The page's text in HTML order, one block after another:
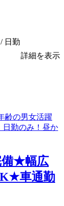
日勤
詳細を表示
備★幅広
車通勤